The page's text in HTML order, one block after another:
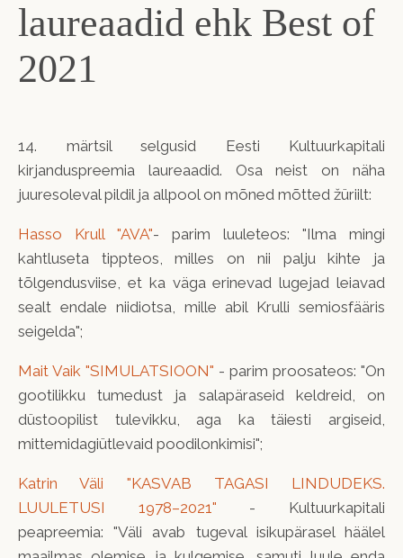
laureaadid ehk Best of
2021
14. märtsil selgusid Eesti Kultuurkapitali
kirjanduspreemia laureaadid. Osa neist on näha
juuresoleval pildil ja allpool on mõned mõtted žüriilt:
Hasso Krull "AVA"- parim luuleteos: "Ilma mingi
kahtluseta tippteos, milles on nii palju kihte ja
tõlgendusviise, et ka väga erinevad lugejad leiavad
sealt endale niidiotsa, mille abil Krulli semiosfääris
seigelda";
Mait Vaik "SIMULATSIOON" - parim proosateos: "On
gootilikku tumedust ja salapäraseid keldreid, on
düstoopilist tulevikku, aga ka täiesti argiseid,
mittemidagiütlevaid poodilonkimisi";
Katrin Väli "KASVAB TAGASI LINDUDEKS.
LUULETUSI 1978–2021" - Kultuurkapitali
peapreemia: "Väli avab tugeval isikupärasel häälel